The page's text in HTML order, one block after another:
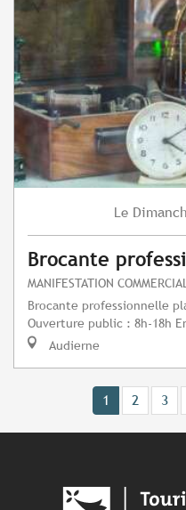
Le
Brocante
MANIFESTATION
Brocante professionnelle
Ouverture public : 8h-18h
Audierne
1 2 3